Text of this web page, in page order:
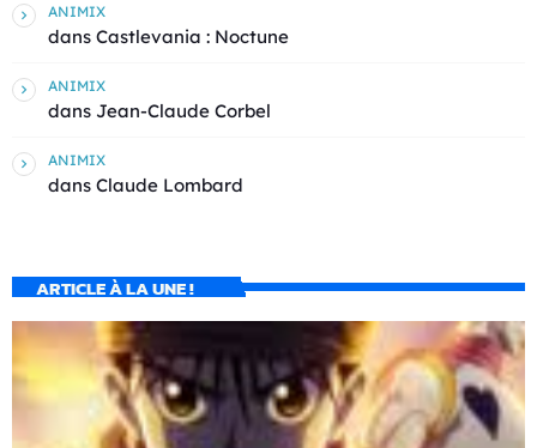
ANIMIX
dans Castlevania : Noctune
ANIMIX
dans Jean-Claude Corbel
ANIMIX
dans Claude Lombard
ARTICLE À LA UNE !